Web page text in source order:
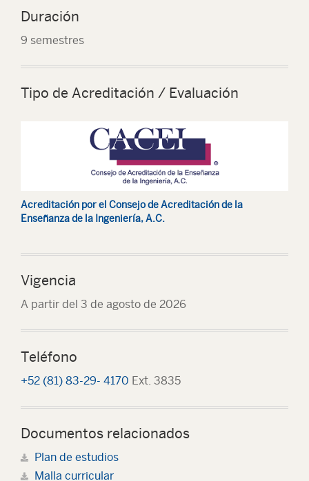
Duración
9 semestres
Tipo de Acreditación / Evaluación
Acreditación por el Consejo de Acreditación de la
Enseñanza de la Ingeniería, A.C.
Vigencia
A partir del 3 de agosto de 2026
Teléfono
+52 (81) 83-29- 4170 Ext. 3835
Documentos relacionados
Plan de estudios
Malla curricular